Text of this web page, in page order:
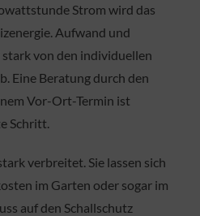
Strom wird das
Aufwand und
von den individuellen
Eine Beratung durch den
Vor-Ort-Termin ist
Schritt.
verbreitet. Sie lassen sich
im Garten oder sogar im
auf den Schallschutz